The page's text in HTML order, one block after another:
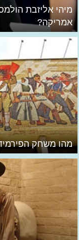
מיהי אליזבת
אמריקה?
מהו משחק